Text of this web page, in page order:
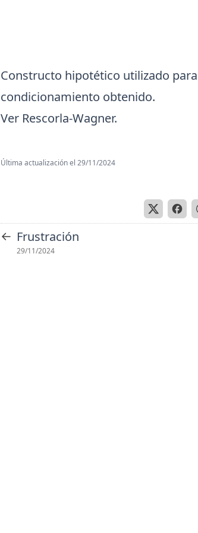
Constructo hipotético utilizado
condicionamiento obtenido.
Ver Rescorla-Wagner.
Última actualización el 29/11/2024
← Frustración
29/11/2024